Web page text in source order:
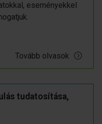
eseményekkel
Tovább olvasok
tudatosítása,